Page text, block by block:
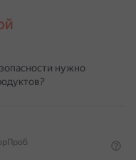
нужно